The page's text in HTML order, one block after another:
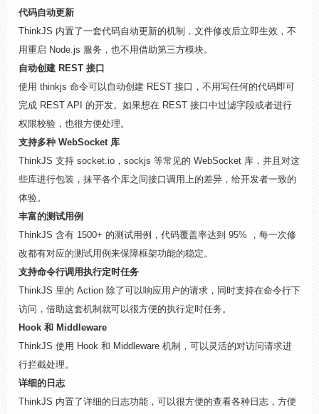
代码自动更新
ThinkJS 内置了一套代码自动更新的机制，文件修改后立即生效，不
用重启 Node.js 服务，也不用借助第三方模块。
自动创建 REST 接口
使用 thinkjs 命令可以自动创建 REST 接口，不用写任何的代码即可
完成 REST API 的开发。如果想在 REST 接口中过滤字段或者进行
权限校验，也很方便处理。
支持多种 WebSocket 库
ThinkJS 支持 socket.io，sockjs 等常见的 WebSocket 库，并且对这
些库进行包装，抹平各个库之间接口调用上的差异，给开发者一致的
体验。
丰富的测试用例
ThinkJS 含有 1500+ 的测试用例，代码覆盖率达到 95% ，每一次修
改都有对应的测试用例来保障框架功能的稳定。
支持命令行调用执行定时任务
ThinkJS 里的 Action 除了可以响应用户的请求，同时支持在命令行下
访问，借助这套机制就可以很方便的执行定时任务。
Hook 和 Middleware
ThinkJS 使用 Hook 和 Middleware 机制，可以灵活的对访问请求进
行拦截处理。
详细的日志
ThinkJS 内置了详细的日志功能，可以很方便的查看各种日志，方便